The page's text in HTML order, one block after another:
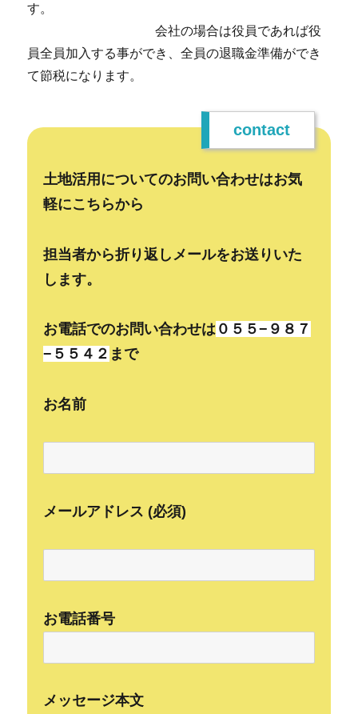
す。
会社の場合は役員であれば役
員全員加入する事ができ、全員の退職金準備ができ
て節税になります。
contact
土地活用についてのお問い合わせはお気
軽にこちらから
担当者から折り返しメールをお送りいた
します。
お電話でのお問い合わせは ０５５−９８７
−５５４２ まで
お名前
メールアドレス (必須)
お電話番号
メッセージ本文